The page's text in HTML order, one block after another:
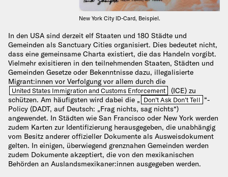
New York City ID-Card, Beispiel.
In den USA sind derzeit elf Staaten und 180 Städte und
Gemeinden als Sanctuary Cities organisiert. Dies bedeutet nicht,
dass eine gemeinsame Charta existiert, die das Handeln vorgibt.
Vielmehr exisitieren in den teilnehmenden Staaten, Städten und
Gemeinden Gesetze oder Bekenntnisse dazu, illegalisierte
Migrant:innen vor Verfolgung vor allem durch die
United States Immigration and Customs Enforcement
(ICE) zu
schützen. Am häufigsten wird dabei die „ Don’t Ask Don’t Tell “-
Policy (DADT, auf Deutsch: „Frag nichts, sag nichts“)
angewendet. In Städten wie San Francisco oder New York werden
zudem Karten zur Identifizierung herausgegeben, die unabhängig
vom Besitz anderer offizieller Dokumente als Ausweisdokument
gelten. In einigen, überwiegend grenznahen Gemeinden werden
zudem Dokumente akzeptiert, die von den mexikanischen
Behörden an Auslandsmexikaner:innen ausgegeben werden.